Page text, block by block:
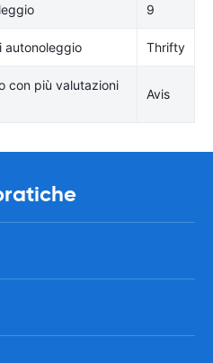
9
autonoleggio Thrifty
con più valutazioni
Avis